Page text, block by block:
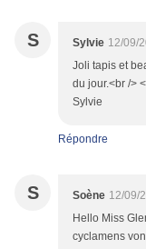
S Sylvie 12/09/
Joli tapis et
du jour.<br />
Sylvie
Répondre
S Soène 12/09/
Hello Miss
cyclamens